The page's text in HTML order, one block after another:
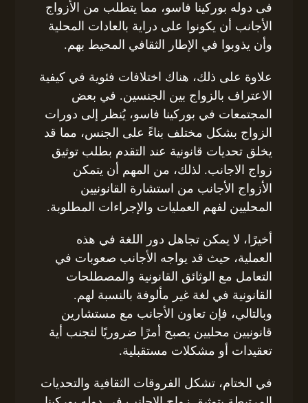
فى دوله بوركينا فاسو، مما يتطلب من الأزواج
الأجانب أن يكونوا على دراية بالعادات المحلية
وأن يذوبوا في الإطار الثقافي المحيط بهم.
علاوة على ذلك، هناك اختلافات فئوية في كيفية
الاعتراف بالزواج بين الجنسين. في بعض
المجتمعات في بوركينا فاسو، يُنظر إلى دورات
الزواج بشكل مختلف بناءً على الجنس، مما قد
يخلق تحديات قانونية عند التقدم بطلب توثيق
زواج الاجانب. لذلك، من المهم أن يتمكن
الأزواج الأجانب من استشارة القانونيين
المحليين لفهم العمليات والإجراءات المطلوبة.
أخيرًا، لا يمكن تجاهل دور اللغة في هذه
العملية، حيث قد يواجه الأجانب صعوبات في
التعامل مع الوثائق القانونية والمصطلحات
القانونية في لغة غير مألوفة بالنسبة لهم.
وبالتالي، فإن تعاون الأجانب مع مستشارين
قانونيين محليين يصبح أمرًا ضروريًا لتجنب أية
تعقيدات أو مشكلات مستقبلية.
في الختام، تشكل الفروقات الثقافية والتحديات